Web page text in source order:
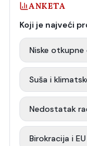
ANKETA
Koji je najveći
Niske otkupne
Suša i
Nedostatak
Birokracija i